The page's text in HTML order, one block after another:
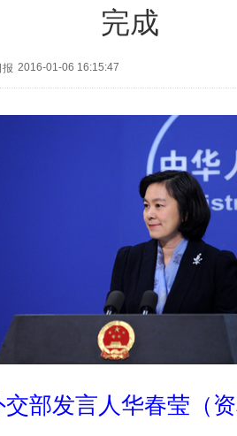
完成
2016-01-06 16:15:47
交部发言人华春莹（